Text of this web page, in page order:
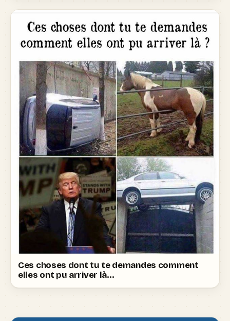
Ces choses dont tu te demandes comment
elles ont pu arriver là…